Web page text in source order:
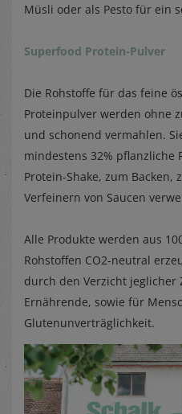
Müsli oder als Pesto für ein
Superfood Protein-Pulver
Die Rohstoffe für das feine
Proteinpulver werden ohne
und schonend vermahlen.
mindestens 32%
Protein-Shake, zum Backen,
Verfeinern von Saucen
Alle Produkte werden aus
Rohstoffen CO2-neutral
durch den Verzicht jeglicher
Ernährende, sowie für
Glutenunverträglichkeit.